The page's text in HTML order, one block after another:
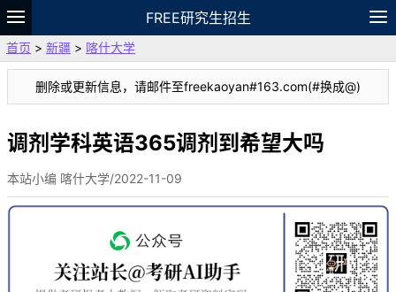
FREE研究生招生
题库
故事 专题
VIP
资料
首页 > 新疆 > 喀什大学
删除或更新信息，请邮件至freekaoyan#163.com(#换成@)
调剂学科英语365调剂到希望大吗
本站小编 喀什大学/2022-11-09